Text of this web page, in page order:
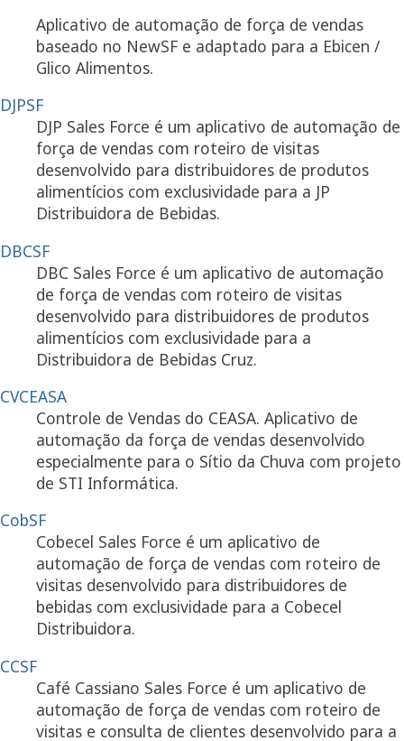
Aplicativo de automação de força de vendas
baseado no NewSF e adaptado para a Ebicen /
Glico Alimentos.
DJPSF
DJP Sales Force é um aplicativo de automação de
força de vendas com roteiro de visitas
desenvolvido para distribuidores de produtos
alimentícios com exclusividade para a JP
Distribuidora de Bebidas.
DBCSF
DBC Sales Force é um aplicativo de automação
de força de vendas com roteiro de visitas
desenvolvido para distribuidores de produtos
alimentícios com exclusividade para a
Distribuidora de Bebidas Cruz.
CVCEASA
Controle de Vendas do CEASA. Aplicativo de
automação da força de vendas desenvolvido
especialmente para o Sítio da Chuva com projeto
de STI Informática.
CobSF
Cobecel Sales Force é um aplicativo de
automação de força de vendas com roteiro de
visitas desenvolvido para distribuidores de
bebidas com exclusividade para a Cobecel
Distribuidora.
CCSF
Café Cassiano Sales Force é um aplicativo de
automação de força de vendas com roteiro de
visitas e consulta de clientes desenvolvido para a